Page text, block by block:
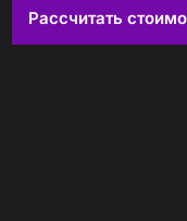
Рассчитать